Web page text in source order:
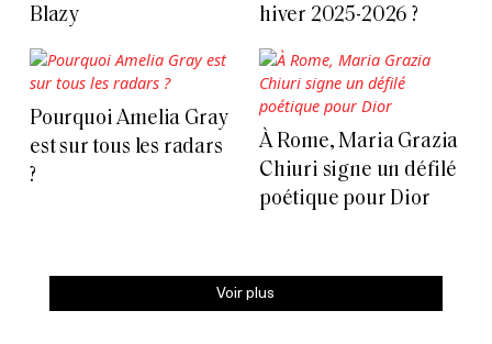
Blazy
hiver 2025-2026 ?
Pourquoi Amelia Gray
est sur tous les radars
?
À Rome, Maria Grazia
Chiuri signe un défilé
poétique pour Dior
Voir plus